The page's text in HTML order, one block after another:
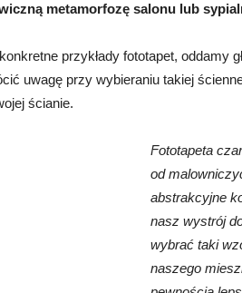
metamorfozę salonu lub
przykłady fototapet, oddamy
uwagę przy wybieraniu takiej
ścianie.
Fototapeta
od
abstrakcyjne
nasz wystrój
wybrać taki
naszego